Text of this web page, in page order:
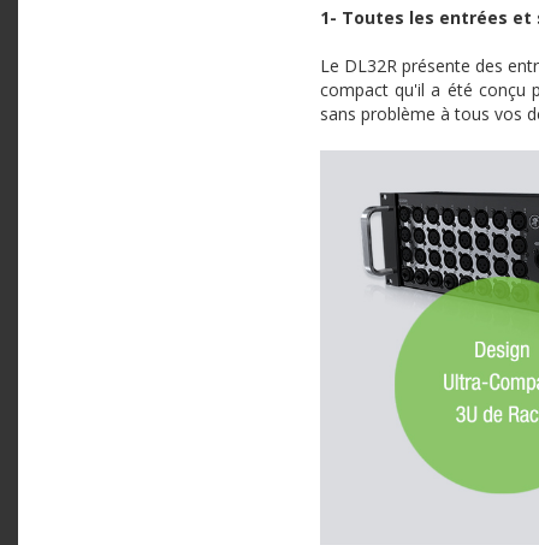
1- Toutes les entrées et
Le DL32R présente des
compactqu'il a été conçu
sans problème à tous vos